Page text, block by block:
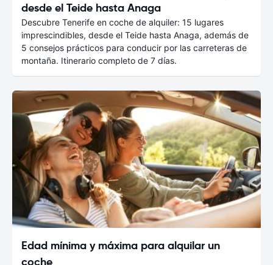
desde el Teide hasta Anaga
Descubre Tenerife en coche de alquiler: 15 lugares
imprescindibles, desde el Teide hasta Anaga, además de
5 consejos prácticos para conducir por las carreteras de
montaña. Itinerario completo de 7 días.
Edad mínima y máxima para alquilar un
coche